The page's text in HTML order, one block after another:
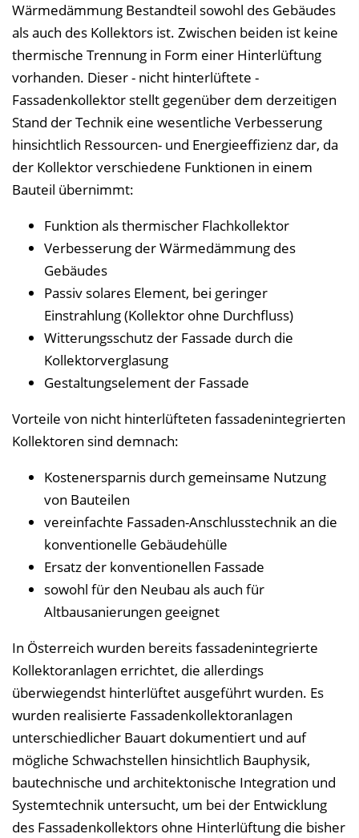
Wärmedämmung Bestandteil sowohl des Gebäudes
als auch des Kollektors ist. Zwischen beiden ist keine
thermische Trennung in Form einer Hinterlüftung
vorhanden. Dieser - nicht hinterlüftete -
Fassadenkollektor stellt gegenüber dem derzeitigen
Stand der Technik eine wesentliche Verbesserung
hinsichtlich Ressourcen- und Energieeffizienz dar, da
der Kollektor verschiedene Funktionen in einem
Bauteil übernimmt:
Funktion als thermischer Flachkollektor
Verbesserung der Wärmedämmung des
Gebäudes
Passiv solares Element, bei geringer
Einstrahlung (Kollektor ohne Durchfluss)
Witterungsschutz der Fassade durch die
Kollektorverglasung
Gestaltungselement der Fassade
Vorteile von nicht hinterlüfteten fassadenintegrierten
Kollektoren sind demnach:
Kostenersparnis durch gemeinsame Nutzung
von Bauteilen
vereinfachte Fassaden-Anschlusstechnik an die
konventionelle Gebäudehülle
Ersatz der konventionellen Fassade
sowohl für den Neubau als auch für
Altbausanierungen geeignet
In Österreich wurden bereits fassadenintegrierte
Kollektoranlagen errichtet, die allerdings
überwiegendst hinterlüftet ausgeführt wurden. Es
wurden realisierte Fassadenkollektoranlagen
unterschiedlicher Bauart dokumentiert und auf
mögliche Schwachstellen hinsichtlich Bauphysik,
bautechnische und architektonische Integration und
Systemtechnik untersucht, um bei der Entwicklung
des Fassadenkollektors ohne Hinterlüftung die bisher